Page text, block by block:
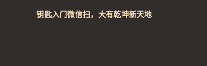
钥匙入门微信扫，大有乾坤新天地